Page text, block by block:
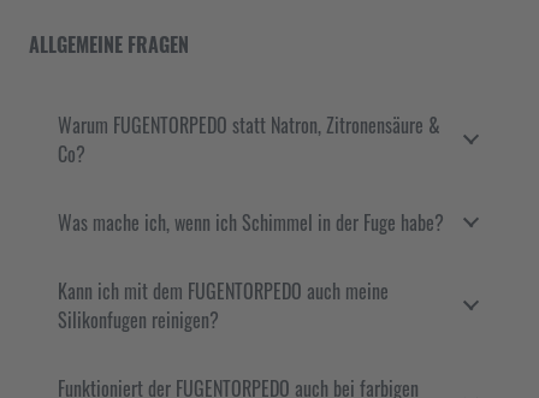
ALLGEMEINE FRAGEN
Warum FUGENTORPEDO statt Natron, Zitronensäure &
Co?
Was mache ich, wenn ich Schimmel in der Fuge habe?
Kann ich mit dem FUGENTORPEDO auch meine
Silikonfugen reinigen?
Funktioniert der FUGENTORPEDO auch bei farbigen